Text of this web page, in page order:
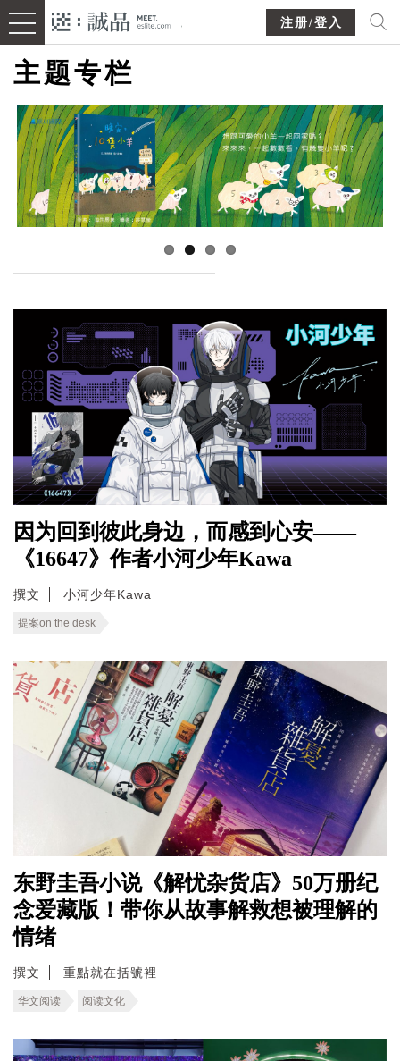
注册/登入
主题专栏
因为回到彼此身边，而感到心安——
《16647》作者小河少年Kawa
撰文 小河少年Kawa
提案on the desk
东野圭吾小说《解忧杂货店》50万册纪
念爱藏版！带你从故事解救想被理解的
情绪
撰文 重點就在括號裡
华文阅读 阅读文化